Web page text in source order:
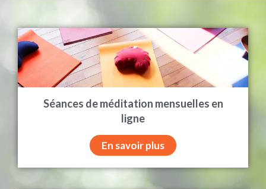
Séances de méditation mensuelles en
ligne
En savoir plus